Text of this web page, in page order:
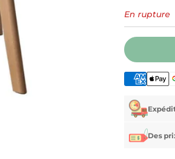
En rupture
Des